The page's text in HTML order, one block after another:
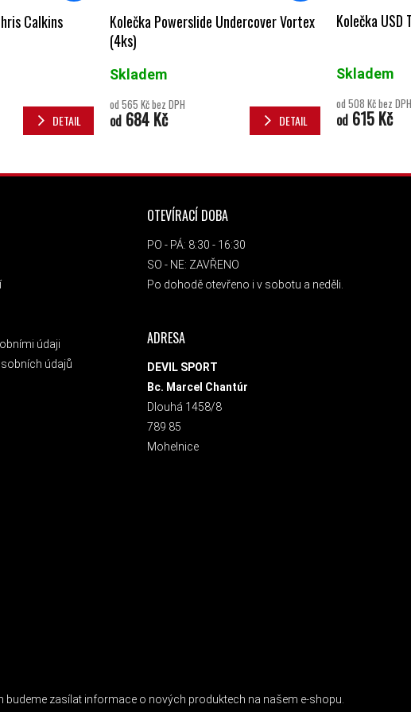
Calkins
DETAIL
Kolečka Powerslide Undercover Vortex
(4ks)
Skladem
od 565 Kč bez DPH
od 684 Kč DETAIL
Kolečka USD
Skladem
od 508 Kč bez DPH
od615 Kč
údaji
údajů
OTEVÍRACÍ DOBA
PO - PÁ: 8:30 - 16:30
SO - NE: ZAVŘENO
Po dohodě otevřeno i v sobotu a neděli.
ADRESA
DEVIL SPORT
Bc. Marcel Chantúr
Dlouhá 1458/8
789 85
Mohelnice
budeme zasílat informace o nových produktech na našem e-shopu.